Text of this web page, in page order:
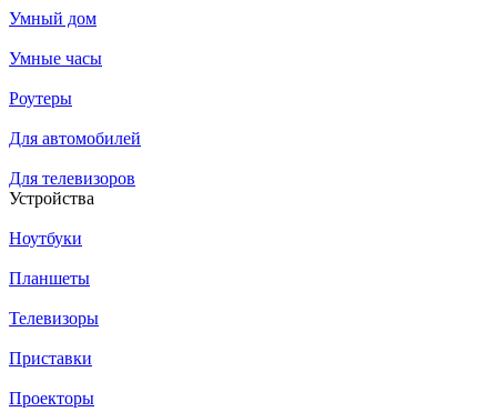
Умный дом
Умные часы
Роутеры
Для автомобилей
Для телевизоров
Устройства
Ноутбуки
Планшеты
Телевизоры
Приставки
Проекторы